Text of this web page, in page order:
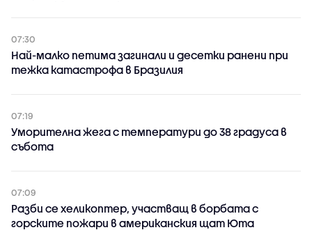
07:30
Най-малко петима загинали и десетки ранени при
тежка катастрофа в Бразилия
07:19
Уморителна жега с температури до 38 градуса в
събота
07:09
Разби се хеликоптер, участващ в борбата с
горските пожари в американския щат Юта